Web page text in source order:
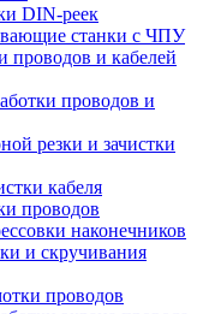
DIN-реек
станки с ЧПУ
проводов и кабелей
проводов и
резки и зачистки
кабеля
проводов
наконечников
и скручивания
проводов